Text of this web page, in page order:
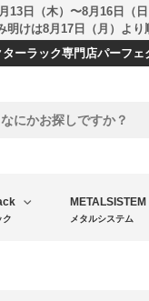
13日（木）〜8月16日（
明けは8月17日（月）より
ーラック専門店パーフェ
ク
METALSISTEM
メタルシステム